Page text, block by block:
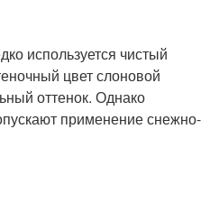
используется чистый
цвет слоновой
оттенок. Однако
применение снежно-